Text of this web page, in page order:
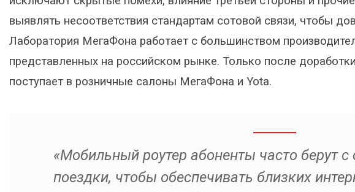
выявлять несоответствия стандартам сотовой связи, чтобы
Лаборатория МегаФона работает с большинством
представленных на российском рынке. Только после
поступает в розничные салоны МегаФона и Yota.
«Мобильный роутер абоненты часто берут с
поездки, чтобы обеспечивать близких